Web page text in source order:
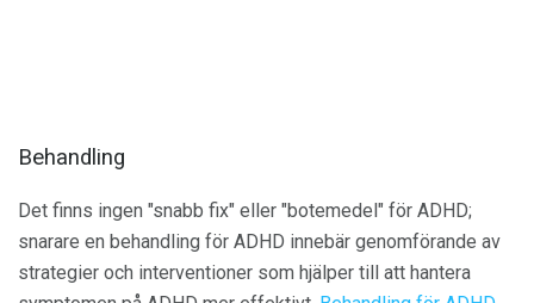
Behandling
Det finns ingen "snabb fix" eller "botemedel" för ADHD;
snarare en behandling för ADHD innebär genomförande av
strategier och interventioner som hjälper till att hantera